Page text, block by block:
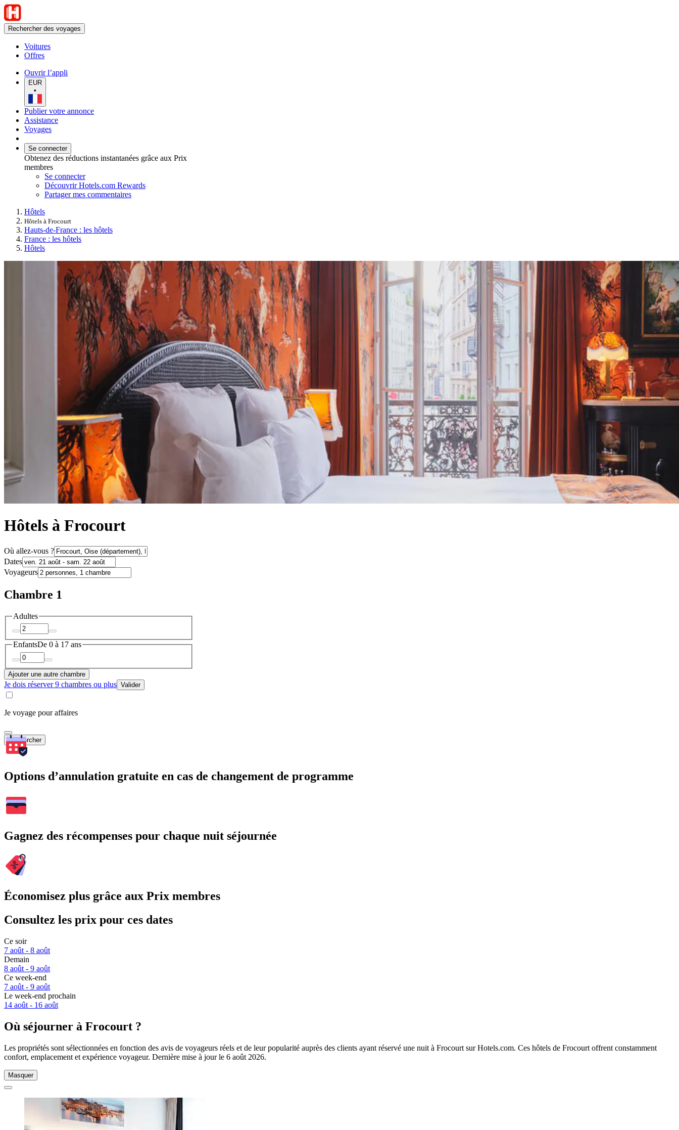
Rechercher des voyages
Voitures
Offres
Ouvrir l’appli
EUR
•
Publier votre annonce
Assistance
Voyages
Se connecter
Obtenez des réductions instantanées grâce aux Prix
membres
Se connecter
Découvrir Hotels.com Rewards
Partager mes commentaires
Hôtels
Hôtels à Frocourt
Hauts-de-France : les hôtels
France : les hôtels
Hôtels
Hôtels à Frocourt
Où allez-vous ?
Dates
Voyageurs
Chambre 1
Adultes
EnfantsDe 0 à 17 ans
Ajouter une autre chambre
Je dois réserver 9 chambres ou plus Valider
Je voyage pour affaires
Rechercher
Options d’annulation gratuite en cas de changement de programme
Gagnez des récompenses pour chaque nuit séjournée
Économisez plus grâce aux Prix membres
Consultez les prix pour ces dates
Ce soir
7 août - 8 août
Demain
8 août - 9 août
Ce week-end
7 août - 9 août
Le week-end prochain
14 août - 16 août
Où séjourner à Frocourt ?
Les propriétés sont sélectionnées en fonction des avis de voyageurs réels et de leur popularité auprès des clients ayant réservé une nuit à Frocourt sur Hotels.com. Ces hôtels de Frocourt offrent constamment
confort, emplacement et expérience voyageur. Dernière mise à jour le 6 août 2026.
Masquer